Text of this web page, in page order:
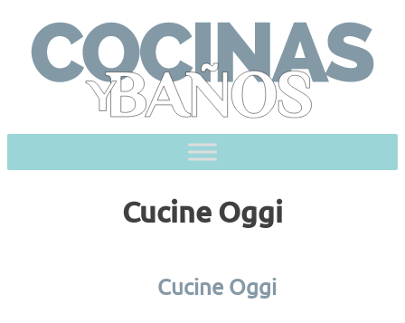
content
Cucine Oggi
Cucine Oggi